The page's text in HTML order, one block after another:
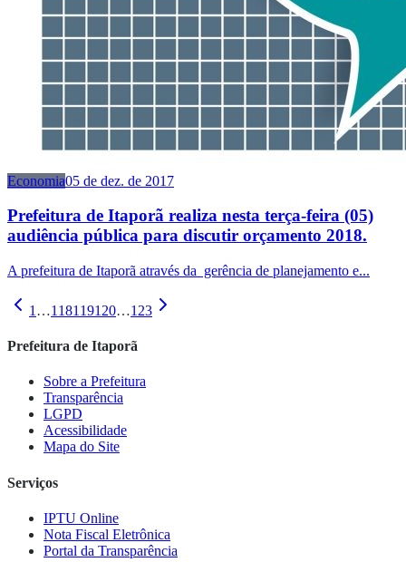
Economia05 de dez. de 2017
Prefeitura de Itaporã realiza nesta terça-feira (05)
audiência pública para discutir orçamento 2018.
A prefeitura de Itaporã através da gerência de planejamento e...
1 …118119120…123
Prefeitura de Itaporã
Sobre a Prefeitura
Transparência
LGPD
Acessibilidade
Mapa do Site
Serviços
IPTU Online
Nota Fiscal Eletrônica
Portal da Transparência